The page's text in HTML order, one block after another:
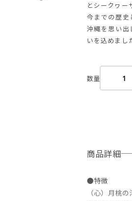
とシークヮー
今までの歴
沖縄を思い
いを込めまし
数量
商品詳細
●特徴
（心）月桃